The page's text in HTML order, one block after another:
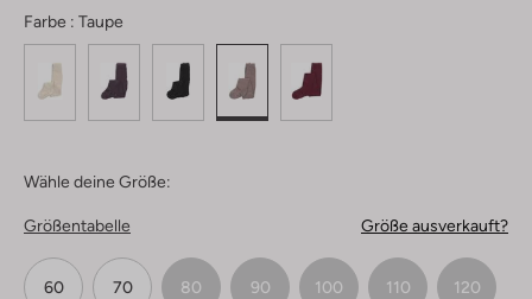
Farbe : Taupe
Wähle deine Größe:
Größentabelle Größe ausverkauft?
60 70 80 90 100 110 120